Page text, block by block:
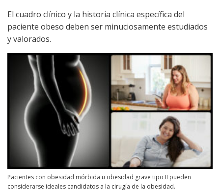
El cuadro clínico y la historia clínica específica del
paciente obeso deben ser minuciosamente estudiados
y valorados.
Pacientes con obesidad mórbida u obesidad grave tipo II pueden
considerarse ideales candidatos a la cirugía de la obesidad.